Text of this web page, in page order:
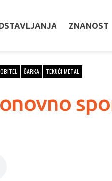
ZNANOST
ŠARKA TEKUĆI METAL